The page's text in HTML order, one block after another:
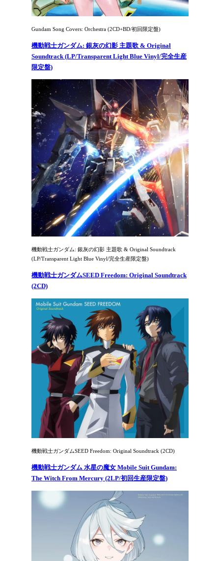
Gundam Song Covers: Orchestra (2CD+BD/初回限定盤)
機動戦士ガンダム: 銀灰の幻影 主題歌 & Original
Soundtrack (LP/Transparent Light Blue Vinyl/完全生産
限定盤)
機動戦士ガンダム: 銀灰の幻影 主題歌 & Original Soundtrack
(LP/Transparent Light Blue Vinyl/完全生産限定盤)
機動戦士ガンダムSEED Freedom: Original Soundtrack
(2CD)
機動戦士ガンダムSEED Freedom: Original Soundtrack (2CD)
機動戦士ガンダム 水星の魔女 Mobile Suit Gundam:
The Witch From Mercury (2LP/初回生産限定盤)